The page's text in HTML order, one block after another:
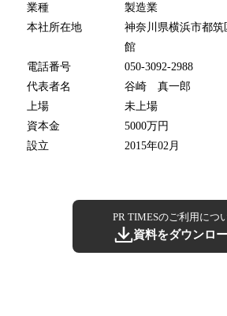
業種
製造業
本社所在地
神奈川県横浜市都筑
館
電話番号
050-3092-2988
代表者名
谷崎 真一郎
上場
未上場
資本金
5000万円
設立
2015年02月
PR TIMESのご利用につ
資料をダウンロ